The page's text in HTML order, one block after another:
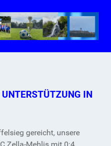
UNTERSTÜTZUNG IN
gereicht, unsere